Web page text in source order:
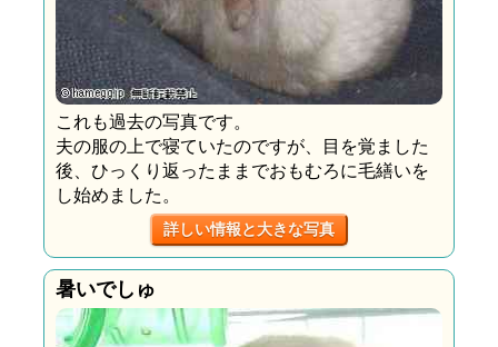
これも過去の写真です。
夫の服の上で寝ていたのですが、目を覚ました
後、ひっくり返ったままでおもむろに毛繕いを
し始めました。
詳しい情報と大きな写真
暑いでしゅ